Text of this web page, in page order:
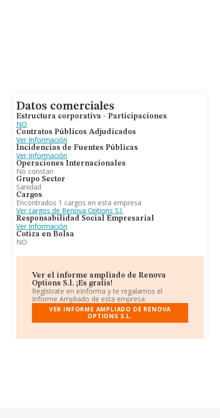
Datos comerciales
Estructura corporativa - Participaciones
NO
Contratos Públicos Adjudicados
Ver Información
Incidencias de Fuentes Públicas
Ver Información
Operaciones Internacionales
No constan
Grupo Sector
Sanidad
Cargos
Encontrados 1 cargos en esta empresa
Ver cargos de Renova Options S.l.
Responsabilidad Social Empresarial
Ver Información
Cotiza en Bolsa
NO
Ver el informe ampliado de Renova
Options S.l. ¡Es gratis!
Regístrate en eInforma y te regalamos el
Informe Ampliado de esta empresa.
VER INFORME AMPLIADO DE RENOVA
OPTIONS S.L.